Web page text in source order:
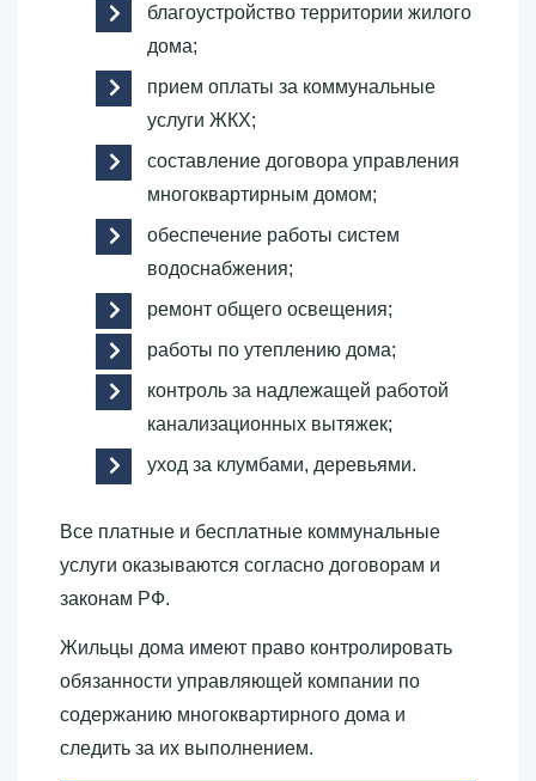
благоустройство территории жилого
дома;
прием оплаты за коммунальные
услуги ЖКХ;
составление договора управления
многоквартирным домом;
обеспечение работы систем
водоснабжения;
ремонт общего освещения;
работы по утеплению дома;
контроль за надлежащей работой
канализационных вытяжек;
уход за клумбами, деревьями.
Все платные и бесплатные коммунальные
услуги оказываются согласно договорам и
законам РФ.
Жильцы дома имеют право контролировать
обязанности управляющей компании по
содержанию многоквартирного дома и
следить за их выполнением.